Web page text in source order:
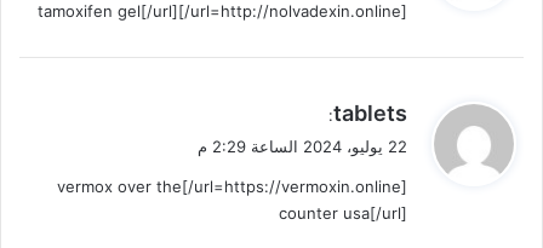
ل[url=http://nolvadexin.online/]tamoxifen gel[/url]
ي
ق
ل
tablets
:
22 يوليو، 2024 الساعة 2:29 م
[url=https://vermoxin.online/]vermox over the
counter usa[/url]